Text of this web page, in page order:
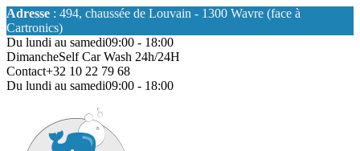
Adresse : 494, chaussée de Louvain - 1300 Wavre (face à
Cartronics)
Du lundi au samedi09:00 - 18:00
DimancheSelf Car Wash 24h/24H
Contact+32 10 22 79 68
Du lundi au samedi09:00 - 18:00